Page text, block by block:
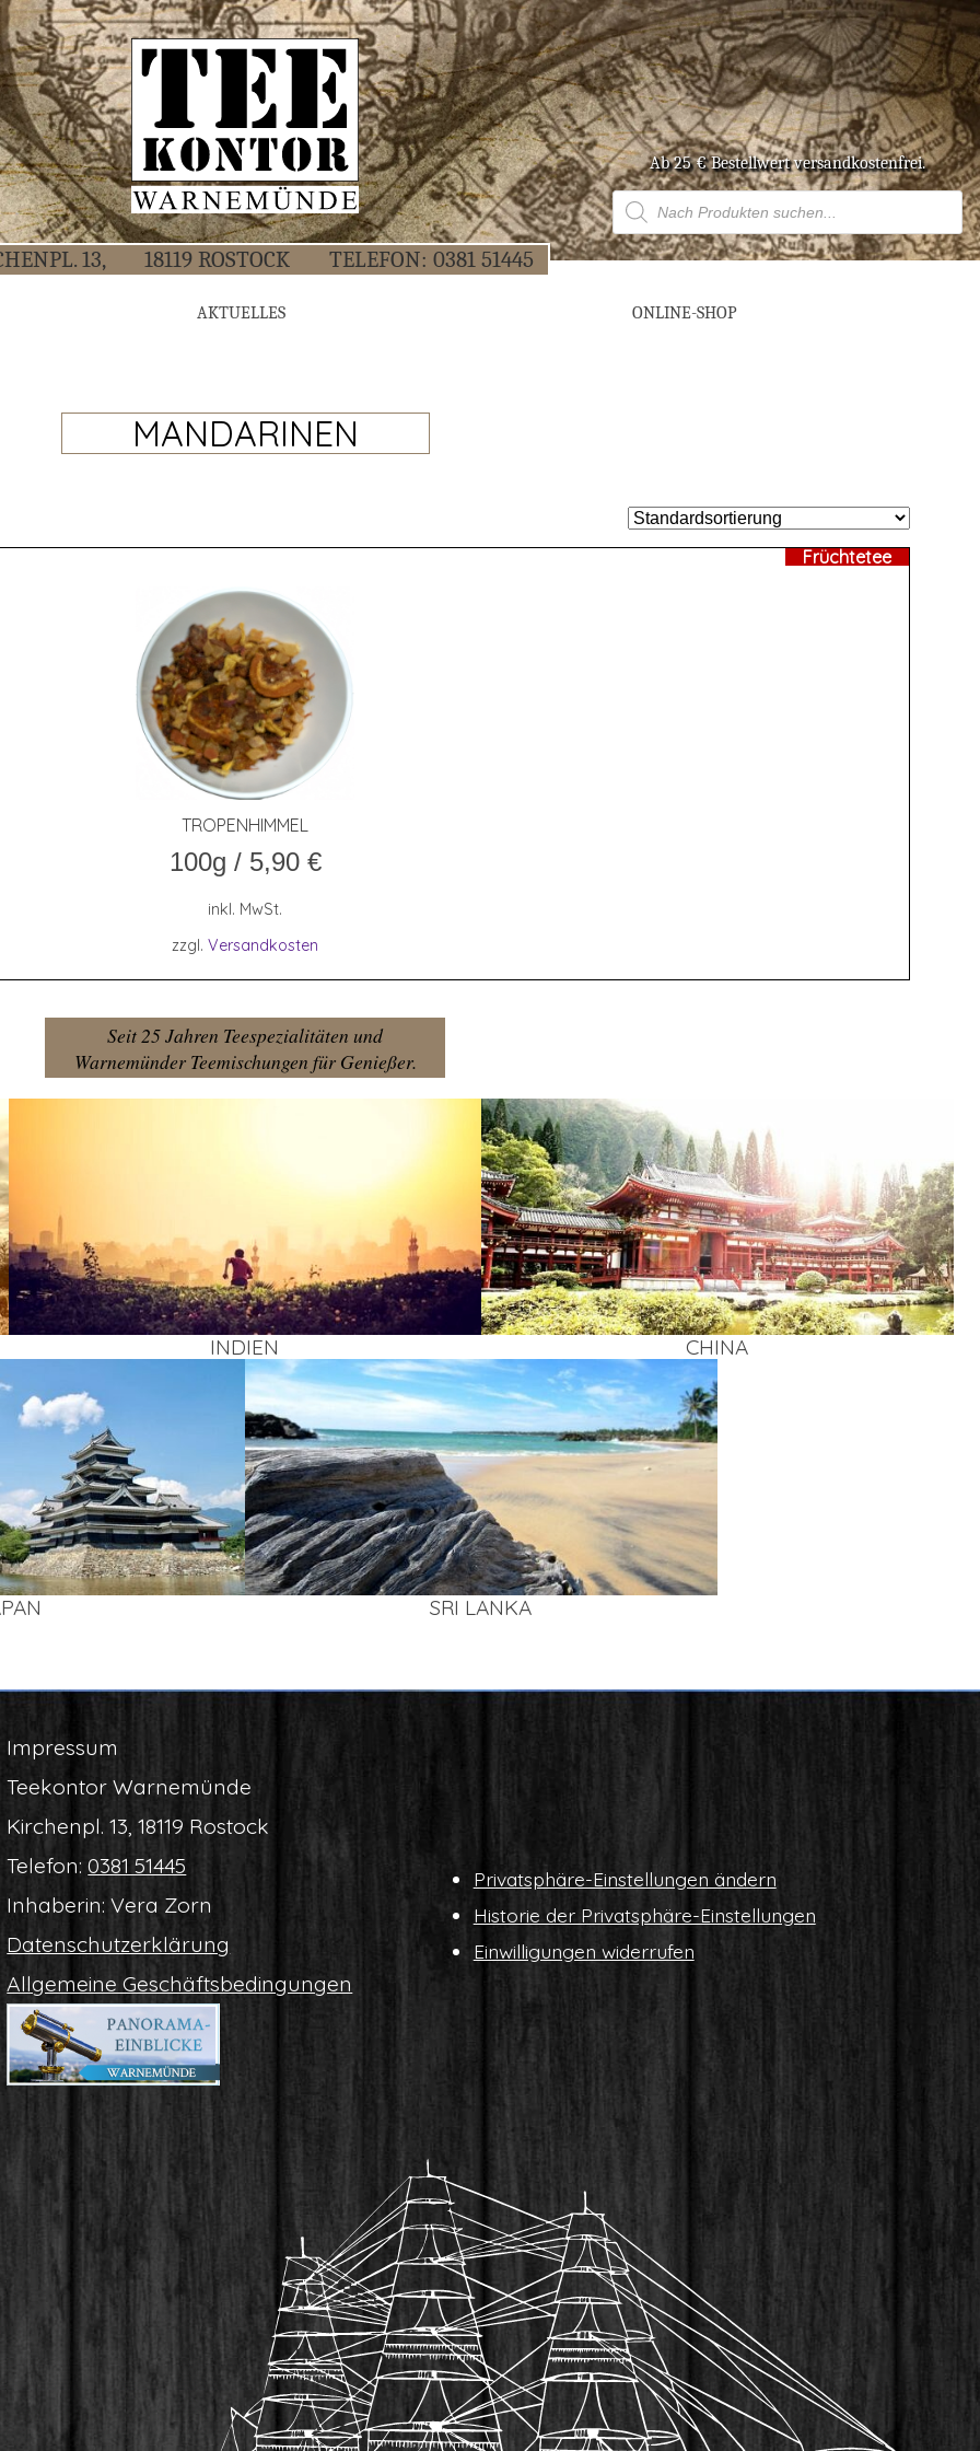
Ab 25 € Bestell­wert versandkostenfrei.
Products
search
13, 18119 ROS­TOCK TELE­FON:0381 51445
AKTU­EL­LES ONLINE-SHOP
MANDARINEN
Früchtetee
TRO­PEN­HIM­MEL
100g / 5,90 €
inkl. MwSt.
zzgl. Versandkosten
Seit 25 Jahren Teespezialitäten und
Warnemünder Teemischungen für Genießer.
INDI­EN CHI­NA
SRI LAN­KA
Impres­sum
Tee­kon­tor Warnemünde
Kir­chen­pl. 13, 18119 Rostock
Tele­fon:0381 51445
Inha­be­rin: Vera Zorn
Daten­schutz­er­klä­rung
All­ge­mei­ne Geschäftsbedingungen
Pri­vat­sphä­re-Ein­stel­lun­gen ändern
His­to­rie der Privatsphäre-Einstellungen
Ein­wil­li­gun­gen widerrufen